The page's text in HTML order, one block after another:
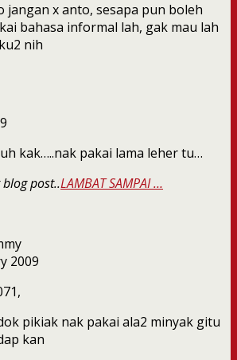
jangan x anto, sesapa pun boleh
bahasa informal lah, gak mau lah
nih
kak…..nak pakai lama leher tu…
blog post..LAMBAT SAMPAI …
2009
pikiak nak pakai ala2 minyak gitu
kan